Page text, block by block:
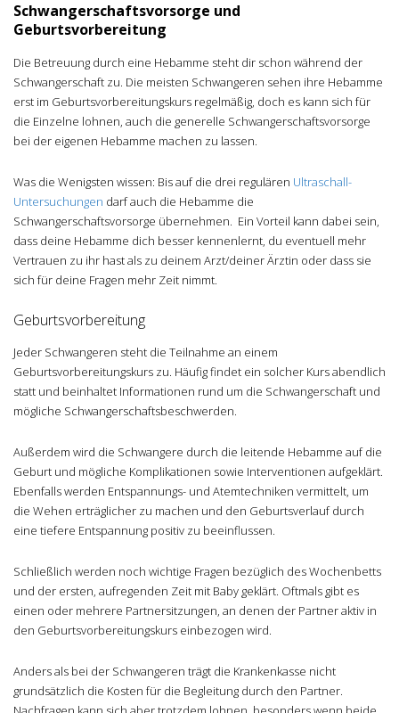
Schwangerschaftsvorsorge und
Geburtsvorbereitung
Die Betreuung durch eine Hebamme steht dir schon während der
Schwangerschaft zu. Die meisten Schwangeren sehen ihre Hebamme
erst im Geburtsvorbereitungskurs regelmäßig, doch es kann sich für
die Einzelne lohnen, auch die generelle Schwangerschaftsvorsorge
bei der eigenen Hebamme machen zu lassen.
Was die Wenigsten wissen: Bis auf die drei regulären Ultraschall-
Untersuchungen darf auch die Hebamme die
Schwangerschaftsvorsorge übernehmen. Ein Vorteil kann dabei sein,
dass deine Hebamme dich besser kennenlernt, du eventuell mehr
Vertrauen zu ihr hast als zu deinem Arzt/deiner Ärztin oder dass sie
sich für deine Fragen mehr Zeit nimmt.
Geburtsvorbereitung
Jeder Schwangeren steht die Teilnahme an einem
Geburtsvorbereitungskurs zu. Häufig findet ein solcher Kurs abendlich
statt und beinhaltet Informationen rund um die Schwangerschaft und
mögliche Schwangerschaftsbeschwerden.
Außerdem wird die Schwangere durch die leitende Hebamme auf die
Geburt und mögliche Komplikationen sowie Interventionen aufgeklärt.
Ebenfalls werden Entspannungs- und Atemtechniken vermittelt, um
die Wehen erträglicher zu machen und den Geburtsverlauf durch
eine tiefere Entspannung positiv zu beeinflussen.
Schließlich werden noch wichtige Fragen bezüglich des Wochenbetts
und der ersten, aufregenden Zeit mit Baby geklärt. Oftmals gibt es
einen oder mehrere Partnersitzungen, an denen der Partner aktiv in
den Geburtsvorbereitungskurs einbezogen wird.
Anders als bei der Schwangeren trägt die Krankenkasse nicht
grundsätzlich die Kosten für die Begleitung durch den Partner.